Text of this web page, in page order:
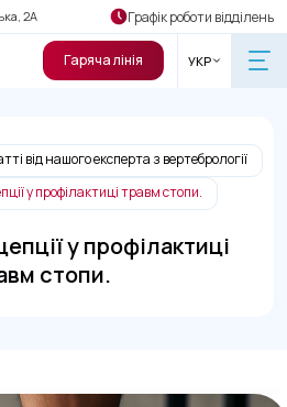
2А Графік роботи відділень
Гаряча лінія УКР
від нашого експерта з вертебрології
у профілактиці травм стопи.
у профілактиці
стопи.